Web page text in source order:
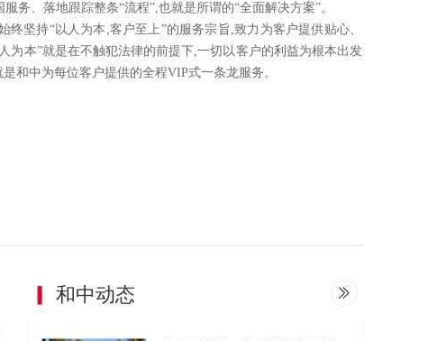
务、落地跟踪整条“流程”,也就是所谓的“全面解决方案”。
终坚持“以人为本,客户至上”的服务宗旨,致力为客户提供贴心、
为本”就是在不触犯法律的前提下,一切以客户的利益为根本出发
是和中为每位客户提供的全程VIP式一条龙服务。
▎ 和中动态 ꅀ